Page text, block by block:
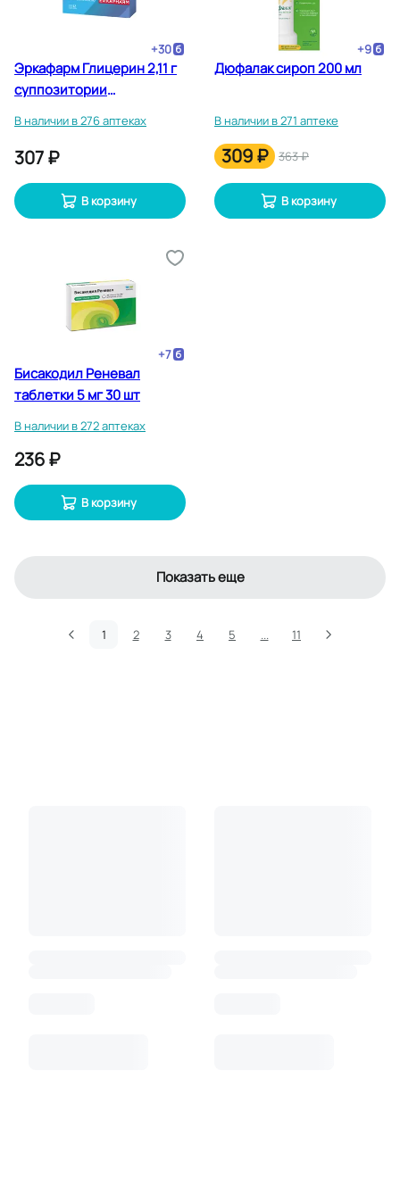
+30
Эркафарм Глицерин 2,11 г
суппозитории
В наличии в 276 аптеках
307 ₽
В корзину
+9
Дюфалак сироп 200 мл
В наличии в 271 аптеке
309 ₽ 363 ₽
В корзину
+7
Бисакодил Реневал
таблетки 5 мг 30 шт
В наличии в 272 аптеках
236 ₽
В корзину
Показать еще
1 2 3 4 5 ... 11